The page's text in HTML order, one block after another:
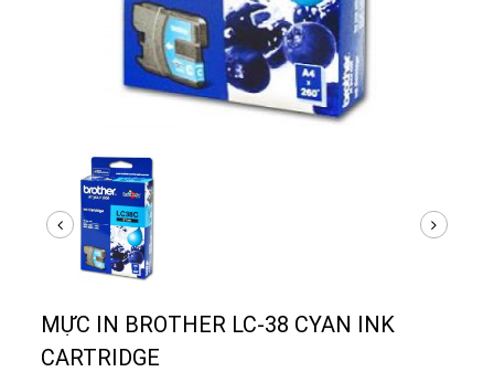
MỰC IN BROTHER LC-38 CYAN INK
CARTRIDGE